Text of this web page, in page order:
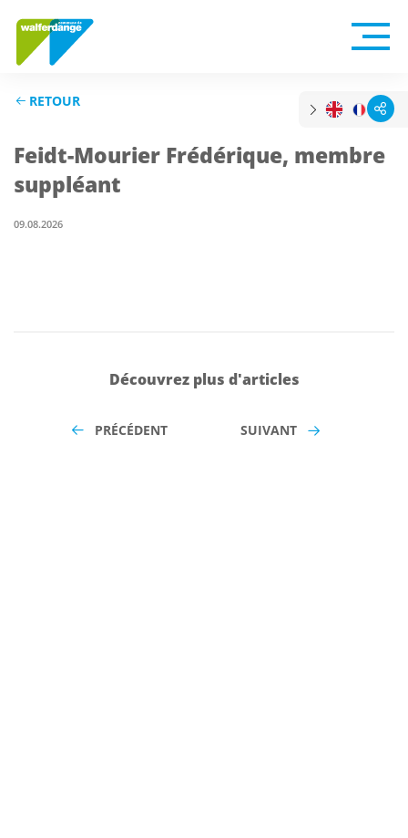
RETOUR
Feidt-Mourier Frédérique, membre
suppléant
09.08.2026
Découvrez plus d'articles
PRÉCÉDENT SUIVANT